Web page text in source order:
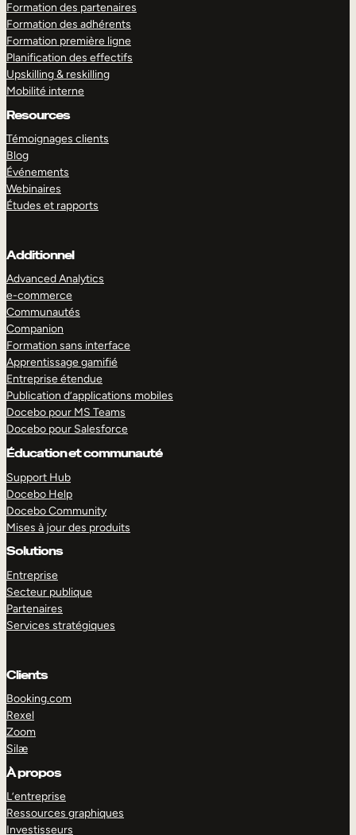
Formation des partenaires
Formation des adhérents
Formation première ligne
Planification des effectifs
Upskilling & reskilling
Mobilité interne
Resources
Témoignages clients
Blog
Événements
Webinaires
Études et rapports
Additionnel
Advanced Analytics
e-commerce
Communautés
Companion
Formation sans interface
Apprentissage gamifié
Entreprise étendue
Publication d’applications mobiles
Docebo pour MS Teams
Docebo pour Salesforce
Éducation et communauté
Support Hub
Docebo Help
Docebo Community
Mises à jour des produits
Solutions
Entreprise
Secteur publique
Partenaires
Services stratégiques
Clients
Booking.com
Rexel
Zoom
Silæ
À propos
L’entreprise
Ressources graphiques
Investisseurs